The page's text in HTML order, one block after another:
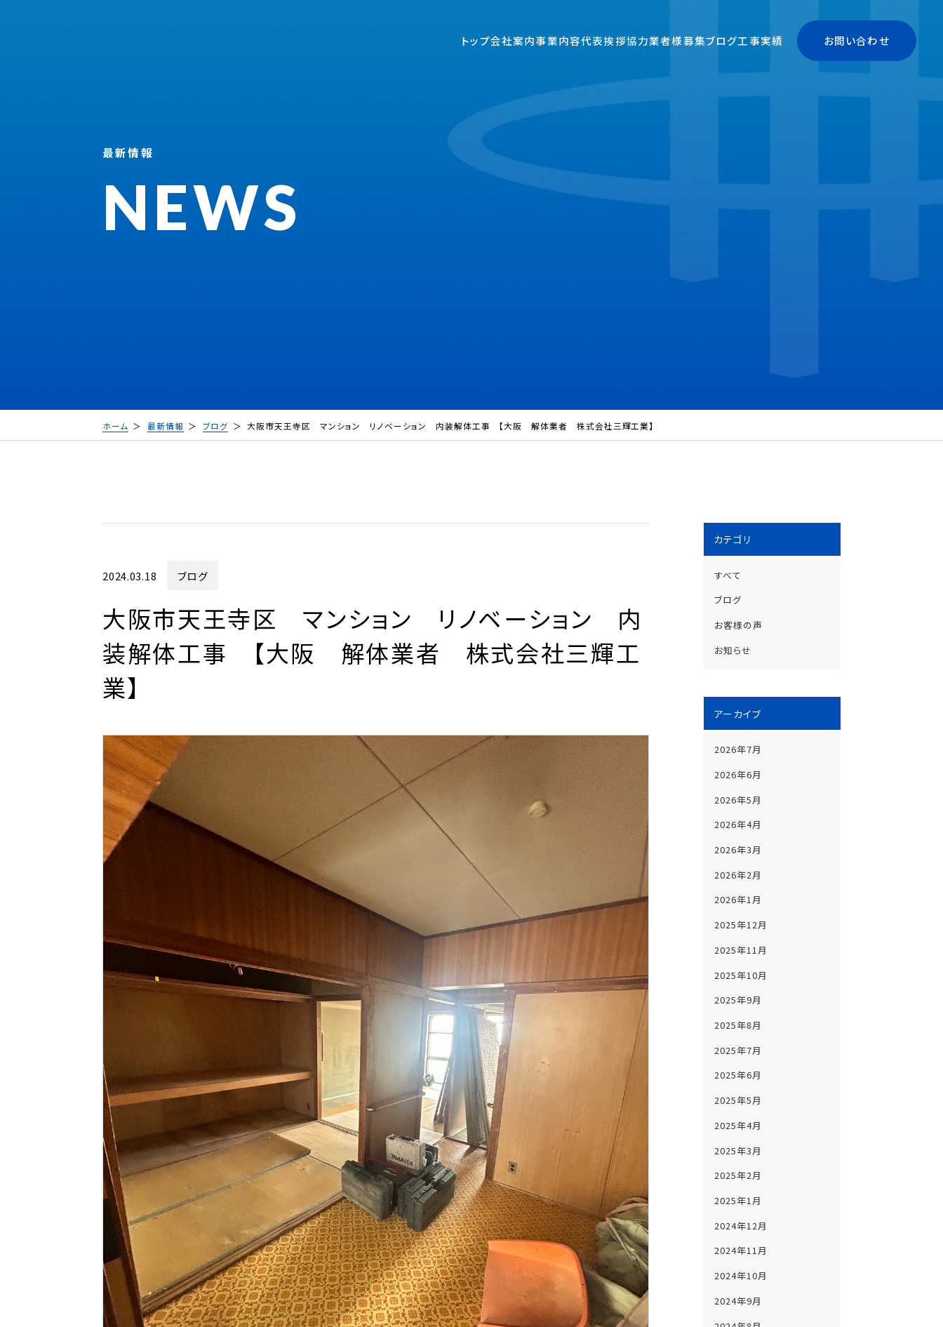
トップ会社案内事業内容代表挨拶協力業者様募集ブログ工事実績 お問い合わせ
NEWS
最新情報
ホーム 最新情報 ブログ 大阪市天王寺区 マンション リノベーション 内装解体工事 【大阪 解体業者 株式会社三輝工業】
2024.03.18 ブログ
大阪市天王寺区 マンション リノベーション 内
装解体工事 【大阪 解体業者 株式会社三輝工
業】
カテゴリ
すべて
ブログ
お客様の声
お知らせ
アーカイブ
2026年7月
2026年6月
2026年5月
2026年4月
2026年3月
2026年2月
2026年1月
2025年12月
2025年11月
2025年10月
2025年9月
2025年8月
2025年7月
2025年6月
2025年5月
2025年4月
2025年3月
2025年2月
2025年1月
2024年12月
2024年11月
2024年10月
2024年9月